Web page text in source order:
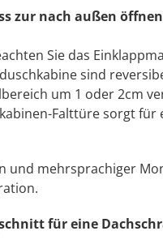
zur nach außen
Sie das
sind
um 1 oder 2cm
Falttüre sorgt für
mehrsprachiger
für eine